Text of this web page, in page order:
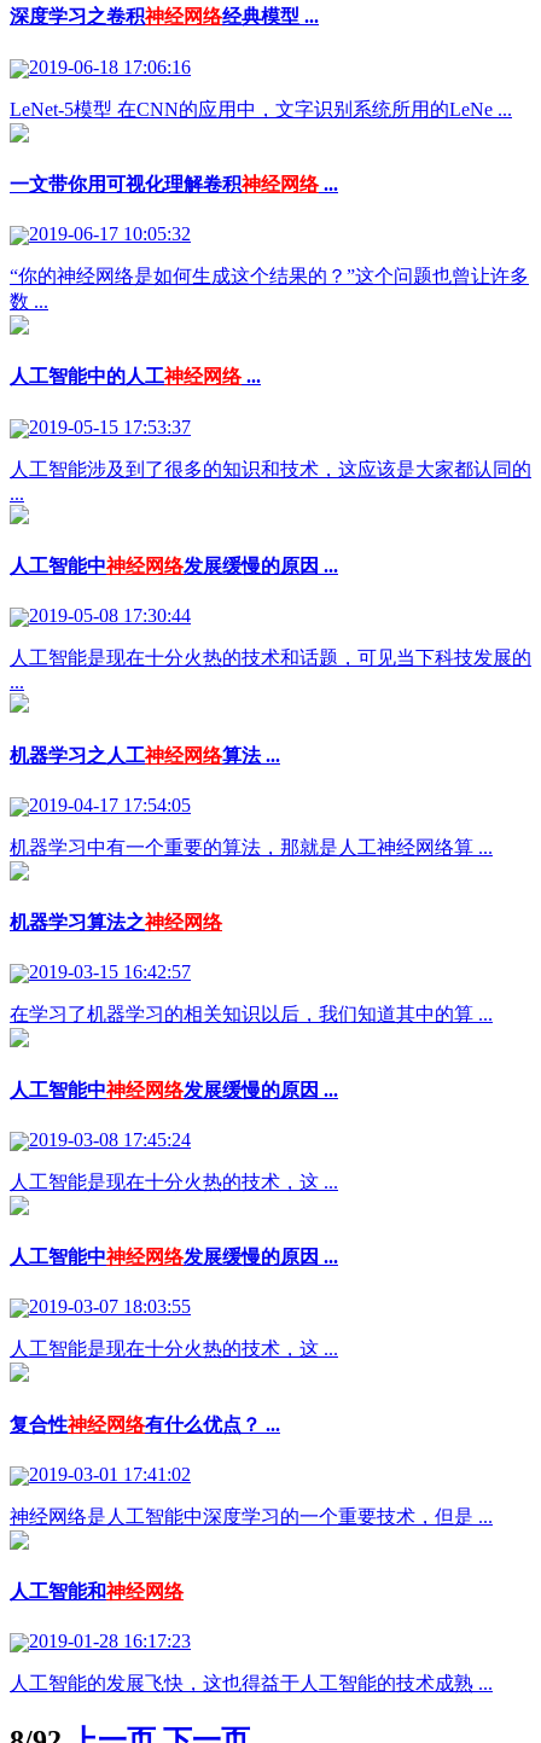
深度学习之卷积神经网络经典模型 ...
2019-06-18 17:06:16
LeNet-5模型 在CNN的应用中，文字识别系统所用的LeNe ...
一文带你用可视化理解卷积神经网络...
2019-06-17 10:05:32
“你的神经网络是如何生成这个结果的？”这个问题也曾让许多
数 ...
人工智能中的人工神经网络...
2019-05-15 17:53:37
人工智能涉及到了很多的知识和技术，这应该是大家都认同的
...
人工智能中神经网络发展缓慢的原因 ...
2019-05-08 17:30:44
人工智能是现在十分火热的技术和话题，可见当下科技发展的
...
机器学习之人工神经网络算法 ...
2019-04-17 17:54:05
机器学习中有一个重要的算法，那就是人工神经网络算 ...
机器学习算法之神经网络
2019-03-15 16:42:57
在学习了机器学习的相关知识以后，我们知道其中的算 ...
人工智能中神经网络发展缓慢的原因 ...
2019-03-08 17:45:24
人工智能是现在十分火热的技术，这 ...
人工智能中神经网络发展缓慢的原因 ...
2019-03-07 18:03:55
人工智能是现在十分火热的技术，这 ...
复合性神经网络有什么优点？ ...
2019-03-01 17:41:02
神经网络是人工智能中深度学习的一个重要技术，但是 ...
人工智能和神经网络
2019-01-28 16:17:23
人工智能的发展飞快，这也得益于人工智能的技术成熟 ...